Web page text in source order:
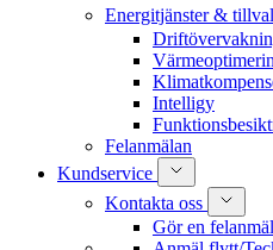
Energitjänster & tillval
Intelligy
Felanmälan
Kundservice
Kontakta oss
Gör en